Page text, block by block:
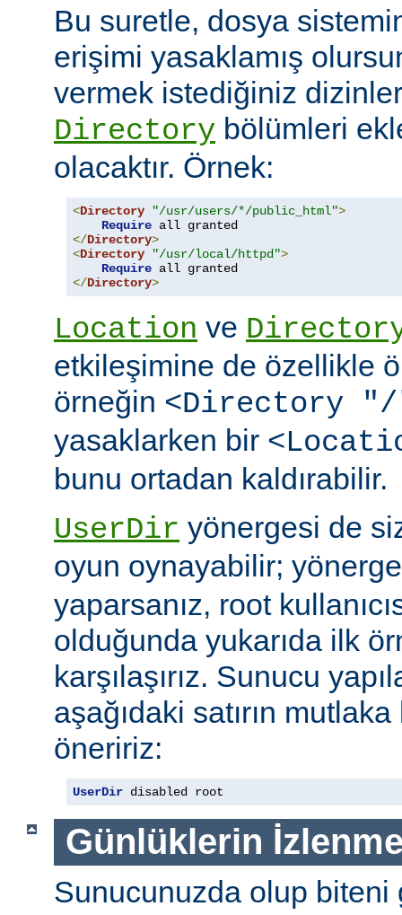
Bu suretle, dosya
erişimi yasaklamış
vermek istediğiniz
Directory bölümleri
olacaktır. Örnek:
<Directory "/usr/users/*/public_html">
Require
</Directory>
<Directory "/usr/local/httpd">
Require
</Directory>
Location ve
etkileşimine de özellikle
örneğin <Directory "/
yasaklarken bir
bunu ortadan kaldırabilir.
UserDir yönergesi de
oyun oynayabilir;
yaparsanız, root
olduğunda yukarıda ilk
karşılaşırız. Sunucu
aşağıdaki satırın mutlaka
öneririz:
UserDir disabled root
Günlüklerin
Sunucunuzda olup